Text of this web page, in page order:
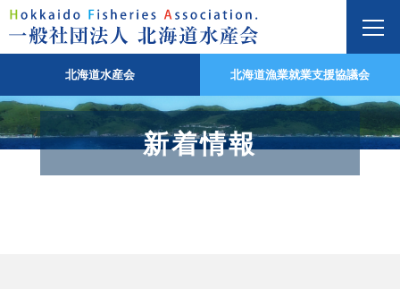
北海道水産会 北海道漁業就業支援協議会
新着情報